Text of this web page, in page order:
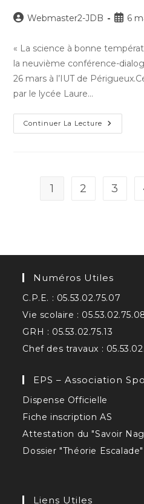
Auteur/autrice
Webmaster2-JDB 6
« La science à bonne
la neuvième conférence-
26 mars à l’IUT de
par le lycée Laure…
Continuer La Lecture Cordées
De
1 2 3
Numéros Utiles
C.P.E. : 05.53.02.75.07
Vie scolaire :
GRH : 05.53.02.75.13
Chef des travaux :
EPS – Association
Dispense Officielle
Fiche inscription AS
Attestation du "Savoir
Dossier "Théorie Escalade"
Liens Utiles